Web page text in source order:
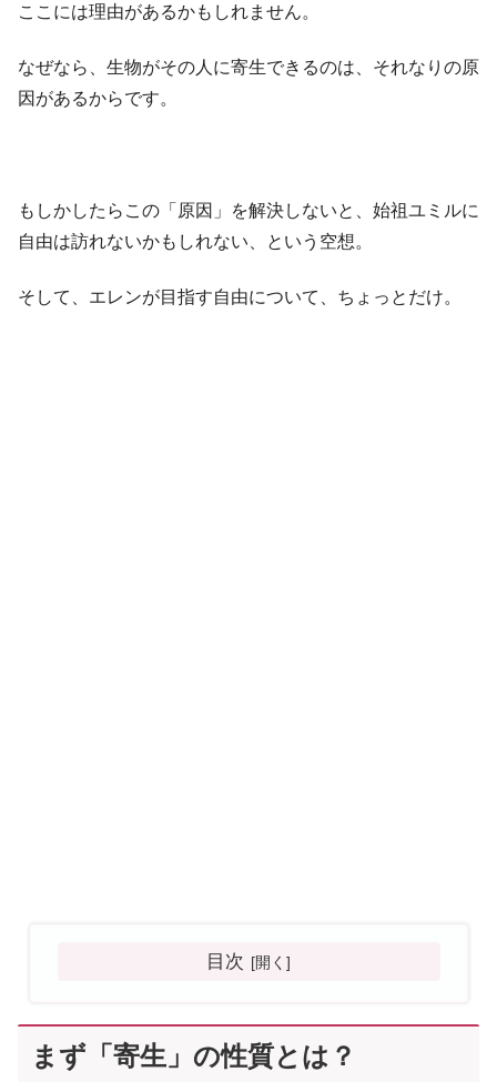
ここには理由があるかもしれません。
なぜなら、生物がその人に寄生できるのは、それなりの原
因があるからです。
もしかしたらこの「原因」を解決しないと、始祖ユミルに
自由は訪れないかもしれない、という空想。
そして、エレンが目指す自由について、ちょっとだけ。
目次
まず「寄生」の性質とは？